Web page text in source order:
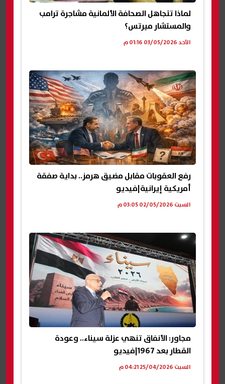
لماذا تتجاهل الصحافة الألمانية مشاجرة ترامب
والمستشار ميرتس؟
الأحد 03/05/2026 01:16 م
رفع العقوبات مقابل مضيق هرمز.. بداية صفقة
أمريكية إيرانية|فيديو
السبت 02/05/2026 03:05 م
مجاور: الأنفاق تنهي عزلة سيناء.. وعودة
القطار بعد 1967|فيديو
السبت 25/04/2026 04:21 م